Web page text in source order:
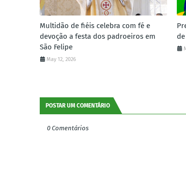
Multidão de fiéis celebra com fé e
devoção a festa dos padroeiros em
São Felipe
May 12, 2026
POSTAR UM COMENTÁRIO
0 Comentários